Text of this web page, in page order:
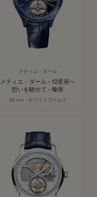
メティエ・ダール
メティエ・ダール - 12星座へ
想いを馳せて - 蠍座
39 mm - ホワイトゴールド